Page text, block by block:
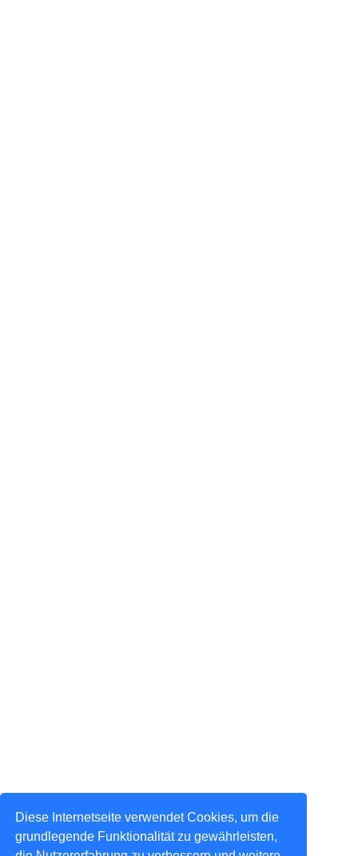
Diese Internetseite verwendet Cookies, um die
grundlegende Funktionalität zu gewährleisten,